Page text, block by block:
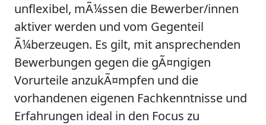
unflexibel, mÃ¼ssen die Bewerber/innen
aktiver werden und vom Gegenteil
Ã¼berzeugen. Es gilt, mit ansprechenden
Bewerbungen gegen die gÃ¤ngigen
Vorurteile anzukÃ¤mpfen und die
vorhandenen eigenen Fachkenntnisse und
Erfahrungen ideal in den Focus zu